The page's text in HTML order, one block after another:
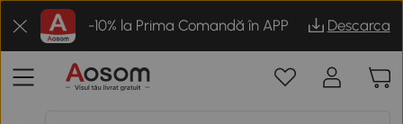
-10% la Prima Comandă în APP Descarca